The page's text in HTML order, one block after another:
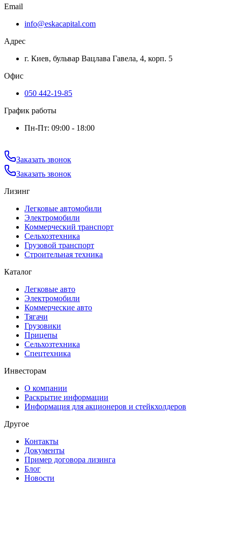
Email
info@eskacapital.com
Адрес
г. Киев, бульвар Вацлава Гавела, 4, корп. 5
Офис
050 442-19-85
График работы
Пн-Пт: 09:00 - 18:00
Заказать звонок
Заказать звонок
Лизинг
Легковые автомобили
Электромобили
Коммерческий транспорт
Сельхозтехника
Грузовой транспорт
Строительная техника
Каталог
Легковые авто
Электромобили
Коммерческие авто
Тягачи
Грузовики
Прицепы
Сельхозтехника
Спецтехника
Инвесторам
О компании
Раскрытие информации
Информация для акционеров и стейкхолдеров
Другое
Контакты
Документы
Пример договора лизинга
Блог
Новости